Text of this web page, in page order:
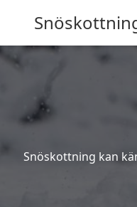
Snöskottning kan